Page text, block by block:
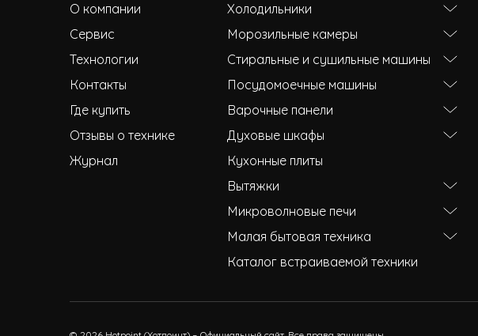
О компании
Сервис
Технологии
Контакты
Где купить
Отзывы о технике
Журнал
Холодильники
Морозильные камеры
Стиральные и сушильные машины
Посудомоечные машины
Варочные панели
Духовые шкафы
Кухонные плиты
Вытяжки
Микроволновые печи
Малая бытовая техника
Каталог встраиваемой техники